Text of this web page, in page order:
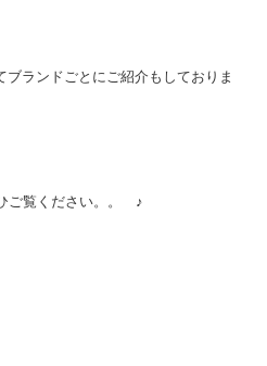
ブランドごとにご紹介もしておりま
ご覧ください。。 ♪